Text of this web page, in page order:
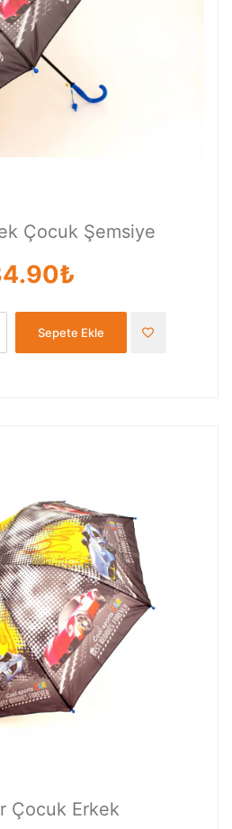
Çocuk Şemsiye
Sepete Ekle
Çocuk Erkek